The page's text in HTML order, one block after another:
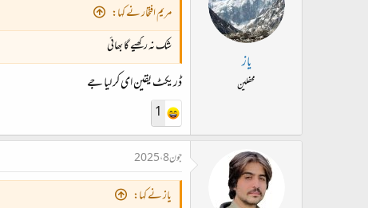
یاز
محفلین
مریم افتخار نے کہا:
شک نہ رکھیے گا بھائی
ڈریکٹ یقین ای کر لیا جے
1
جون 8، 2025
یاز نے کہا: